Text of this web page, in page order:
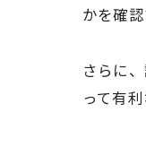
かを確
さらに
って有